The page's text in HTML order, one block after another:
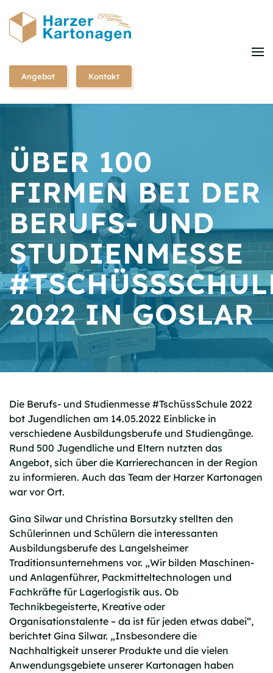
Zum
springen
Angebot Kontakt
ÜBER 100
FIRMEN BEI DER
BERUFS- UND
STUDIENMESSE
2022 IN GOSLAR
Die Berufs- und Studienmesse #TschüssSchule 2022
bot Jugendlichen am 14.05.2022 Einblicke in
verschiedene Ausbildungsberufe und Studiengänge.
Rund 500 Jugendliche und Eltern nutzten das
Angebot, sich über die Karrierechancen in der Region
zu informieren. Auch das Team der Harzer Kartonagen
war vor Ort.
Gina Silwar und Christina Borsutzky stellten den
Schülerinnen und Schülern die interessanten
Ausbildungsberufe des Langelsheimer
Traditionsunternehmens vor. „Wir bilden Maschinen-
und Anlagenführer, Packmitteltechnologen und
Fachkräfte für Lagerlogistik aus. Ob
Technikbegeisterte, Kreative oder
Organisationstalente – da ist für jeden etwas dabei“,
berichtet Gina Silwar. „Insbesondere die
Nachhaltigkeit unserer Produkte und die vielen
Anwendungsgebiete unserer Kartonagen haben